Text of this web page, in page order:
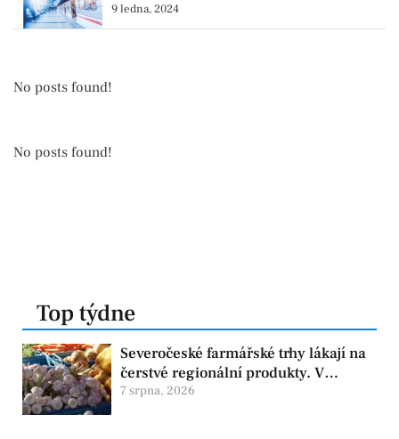
9 ledna, 2024
No posts found!
No posts found!
Top týdne
Severočeské farmářské trhy lákají na
čerstvé regionální produkty. V
Chomutově se konají 8. srpna
7 srpna, 2026